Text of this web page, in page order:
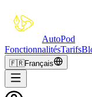
AutoPod
FonctionnalitésTarifs
🇫🇷Français